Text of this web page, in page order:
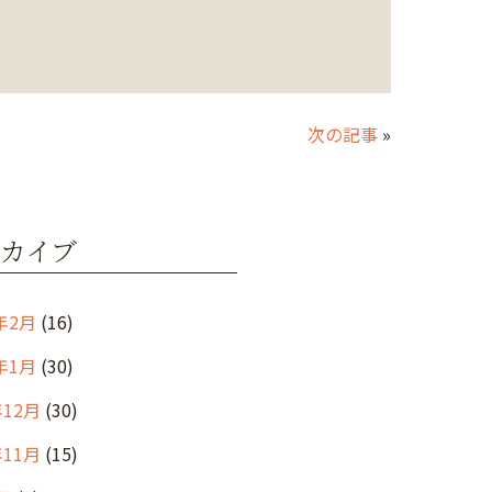
次の記事 »
イブ
2月 (16)
1月 (30)
月 (30)
月 (15)